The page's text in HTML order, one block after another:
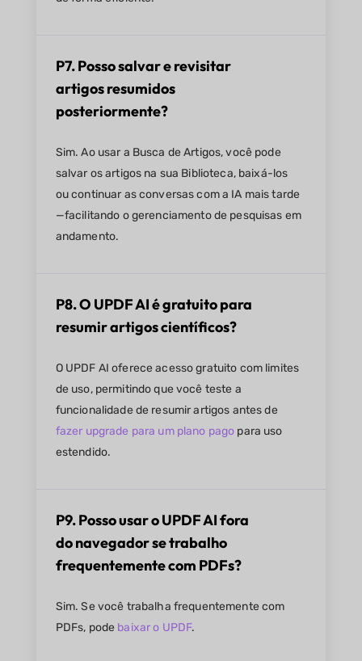
P7. Posso salvar e revisitar
artigos resumidos
posteriormente?
Sim. Ao usar a Busca de Artigos, você pode
salvar os artigos na sua Biblioteca, baixá-los
ou continuar as conversas com a IA mais tarde
—facilitando o gerenciamento de pesquisas em
andamento.
P8. O UPDF AI é gratuito para
resumir artigos científicos?
O UPDF AI oferece acesso gratuito com limites
de uso, permitindo que você teste a
funcionalidade de resumir artigos antes de
fazer upgrade para um plano pago para uso
estendido.
P9. Posso usar o UPDF AI fora
do navegador se trabalho
frequentemente com PDFs?
Sim. Se você trabalha frequentemente com
PDFs, pode baixar o UPDF.